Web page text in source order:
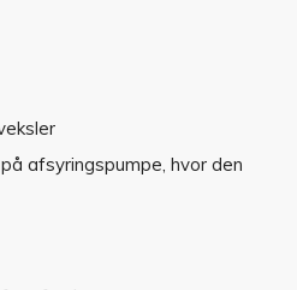
afsyringspumpe, hvor den